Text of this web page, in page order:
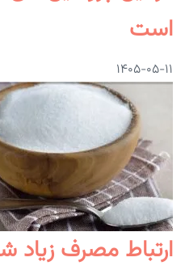
است
۱۴۰۵-۰۵-۱۱
ارتباط مصرف زیاد